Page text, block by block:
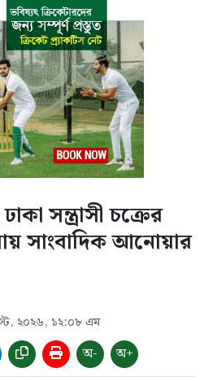
সন্ত্রাসী চক্রের
সাংবাদিক আনোয়ার
২০২৬, ১২:০৮ এম
অ- অ+